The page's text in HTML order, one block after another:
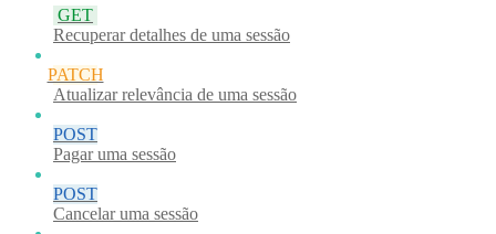
GET
Recuperar detalhes de uma sessão
PATCH
Atualizar relevância de uma sessão
POST
Pagar uma sessão
POST
Cancelar uma sessão